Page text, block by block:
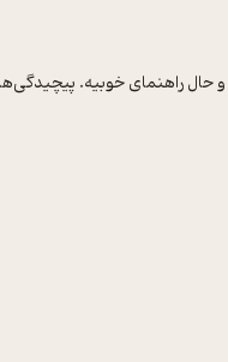
و حال راهنمای خوبیه.